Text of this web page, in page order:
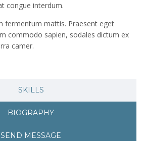
congue interdum.
fermentum mattis. Praesent eget
commodo sapien, sodales dictum ex
camer.
SKILLS
BIOGRAPHY
SEND MESSAGE